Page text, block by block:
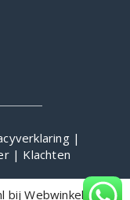
|
| Klachten
bijWebwinkelKeur